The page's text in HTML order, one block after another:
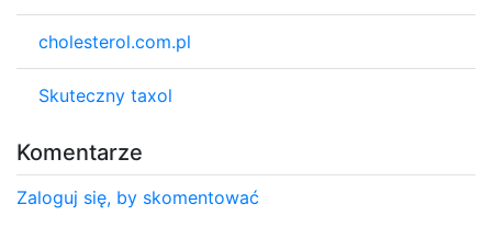
cholesterol.com.pl
Skuteczny taxol
Komentarze
Zaloguj się, by skomentować